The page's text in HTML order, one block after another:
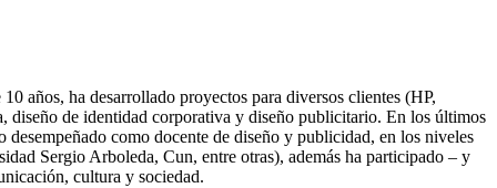
años, ha desarrollado proyectos para diversos clientes (HP,
de identidad corporativa y diseño publicitario. En los últimos
como docente de diseño y publicidad, en los niveles
Sergio Arboleda, Cun, entre otras), además ha participado – y
cultura y sociedad.